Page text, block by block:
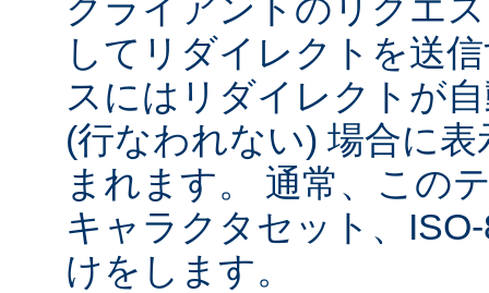
クライアントのリクエ
してリダイレクトを送
スにはリダイレクトが
(行なわれない) 場合に
まれます。 通常、この
キャラクタセット、
けをします。